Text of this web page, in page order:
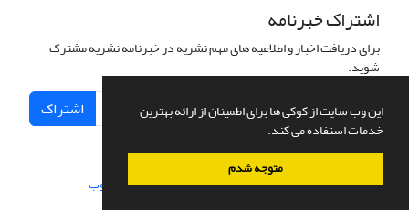
این وب سایت از کوکی ها برای اطمینان از ارائه بهترین
خدمات استفاده می کند.
متوجه شدم
اشتراک خبرنامه
برای دریافت اخبار و اطلاعیه های مهم نشریه در خبرنامه نشریه مشترک
شوید.
اشتراک
سامانه مدیریت نشریات علمی.طراحی و پیاده سازی از سیناوب